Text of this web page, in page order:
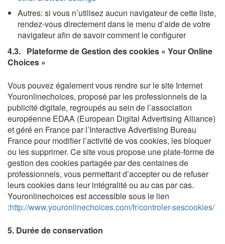
Autres: si vous n’utilisez aucun navigateur de cette liste,
rendez-vous directement dans le menu d’aide de votre
navigateur afin de savoir comment le configurer
4.3. Plateforme de Gestion des cookies « Your Online
Choices »
Vous pouvez également vous rendre sur le site Internet
Youronlinechoices, proposé par les professionnels de la
publicité digitale, regroupés au sein de l’association
européenne EDAA (European Digital Advertising Alliance)
et géré en France par l’Interactive Advertising Bureau
France pour modifier l’activité de vos cookies, les bloquer
ou les supprimer. Ce site vous propose une plate-forme de
gestion des cookies partagée par des centaines de
professionnels, vous permettant d’accepter ou de refuser
leurs cookies dans leur intégralité ou au cas par cas.
Youronlinechoices est accessible sous le lien
:http://www.youronlinechoices.com/fr/controler-sescookies/
5. Durée de conservation